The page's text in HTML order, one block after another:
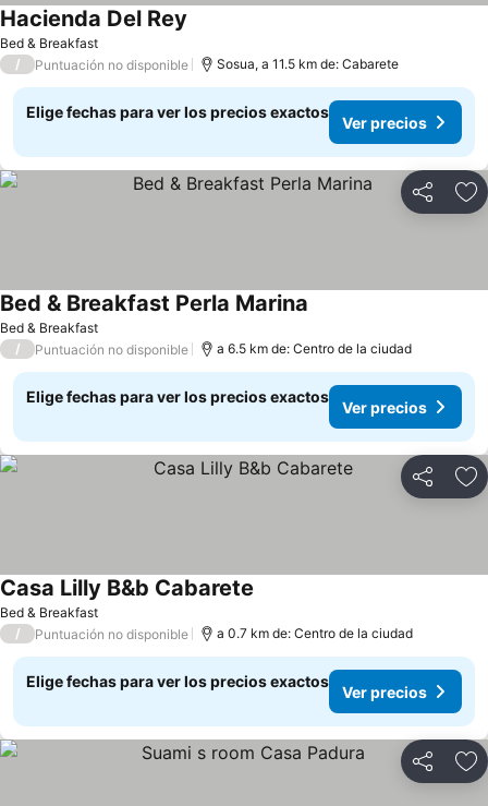
Bed & Breakfast
Hacienda Del Rey
/ Puntuación no disponible Sosua, a 11.5 km de: Cabarete
Elige fechas para ver los precios exactos
Ver precios
Compartir
Bed & Breakfast
Bed & Breakfast Perla Marina
/ Puntuación no disponible a 6.5 km de: Centro de la ciudad
Elige fechas para ver los precios exactos
Ver precios
Compartir
Bed & Breakfast
Casa Lilly B&b Cabarete
/ Puntuación no disponible a 0.7 km de: Centro de la ciudad
Elige fechas para ver los precios exactos
Ver precios
Compartir